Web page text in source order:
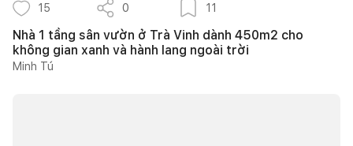
15 0 11
Nhà 1 tầng sân vườn ở Trà Vinh dành 450m2 cho
không gian xanh và hành lang ngoài trời
Minh Tú